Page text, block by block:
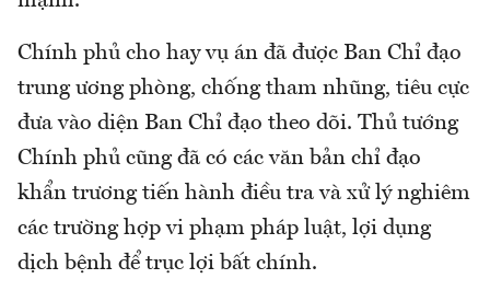
Chính phủ cho hay vụ án đã được Ban Chỉ đạo
trung ương phòng, chống tham nhũng, tiêu cực
đưa vào diện Ban Chỉ đạo theo dõi. Thủ tướng
Chính phủ cũng đã có các văn bản chỉ đạo
khẩn trương tiến hành điều tra và xử lý nghiêm
các trường hợp vi phạm pháp luật, lợi dụng
dịch bệnh để trục lợi bất chính.